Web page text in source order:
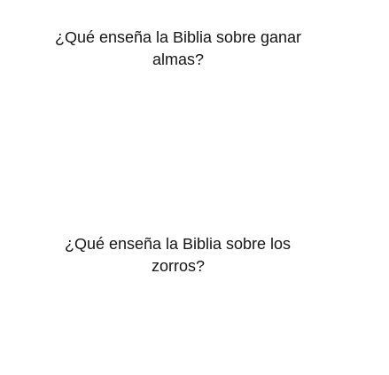
¿Qué enseña la Biblia sobre ganar
almas?
¿Qué enseña la Biblia sobre los
zorros?